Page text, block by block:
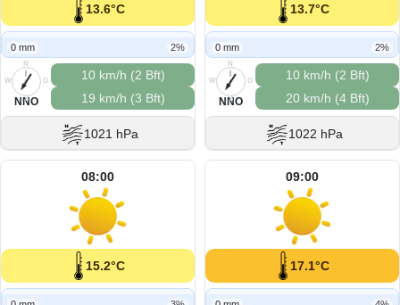
13.6°C
0 mm 2%
N
O
S
W
NNO
10 km/h (2 Bft)
19 km/h (3 Bft)
1021 hPa
13.7°C
0 mm 2%
N
O
S
W
NNO
10 km/h (2 Bft)
20 km/h (4 Bft)
1022 hPa
08:00
15.2°C
09:00
17.1°C